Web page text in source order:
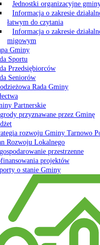
Jednostki organizacyjne
Informacja o zakresie
łatwym do czytania
Informacja o zakresie
migowym
Gminy
Sportu
Przedsiębiorców
Seniorów
Rada Gminy
Partnerskie
przyznawane przez Gminę
rozwoju Gminy Tarnowo
Rozwoju Lokalnego
przestrzenne
projektów
o stanie Gminy